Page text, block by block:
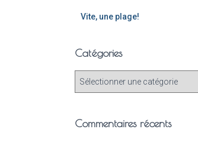
Vite, une plage!
Catégories
Commentaires récents